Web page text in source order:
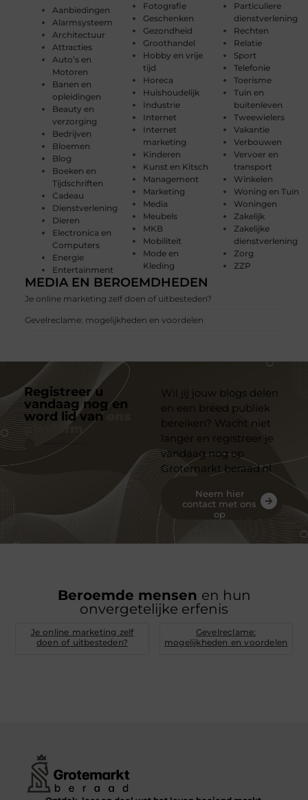
Aanbiedingen
Alarmsysteem
Architectuur
Attracties
Auto’s en
Motoren
Banen en
opleidingen
Beauty en
verzorging
Bedrijven
Bloemen
Blog
Boeken en
Tijdschriften
Cadeau
Dienstverlening
Dieren
Electronica en
Computers
Energie
Entertainment
Fotografie
Geschenken
Gezondheid
Groothandel
Hobby en vrije
tijd
Horeca
Huishoudelijk
Industrie
Internet
Internet
marketing
Kinderen
Kunst en Kitsch
Management
Marketing
Media
Meubels
MKB
Mobiliteit
Mode en
Kleding
Particuliere
dienstverlening
Rechten
Relatie
Sport
Telefonie
Toerisme
Tuin en
buitenleven
Tweewielers
Vakantie
Verbouwen
Vervoer en
transport
Winkelen
Woning en Tuin
Woningen
Zakelijk
Zakelijke
dienstverlening
Zorg
ZZP
MEDIA EN BEROEMDHEDEN
Je online marketing zelf doen of uitbesteden?
Gevelreclame: mogelijkheden en voordelen
Registreer u
vandaag nog en
word lid van
platform
Wil jij jouw blogs delen
en een breed publiek
bereiken? Wacht niet
langer en registreer je
vandaag nog op
Grotemarkt beraad.nl
Neem hier
contact met ons
op
Beroemde mensen en hun
onvergetelijke erfenis
Je online marketing zelf
doen of uitbesteden?
Gevelreclame:
mogelijkheden en voordelen